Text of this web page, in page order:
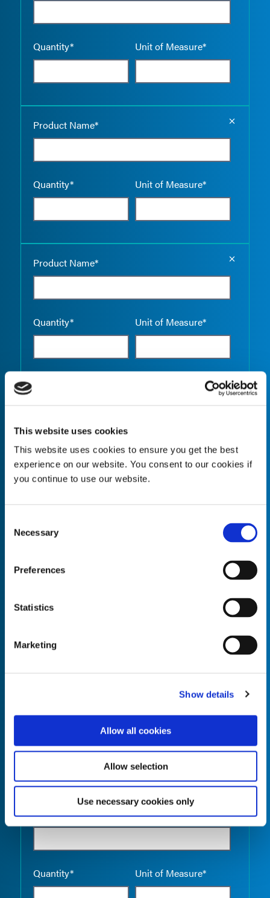
This website uses cookies
This website uses cookies to ensure you get the best
experience on our website. You consent to our cookies if
you continue to use our website.
Selection
Necessary
Preferences
Statistics
Marketing
Show details
Allow all cookies
Allow selection
Use necessary cookies only
Quantity* Unit of Measure*
Product Name*
Quantity* Unit of Measure*
Product Name*
Quantity* Unit of Measure*
Quantity* Unit of Measure*
Empty
Product Name* Empty
Unit of Measure*
Product Name*
Quantity* Unit of Measure*